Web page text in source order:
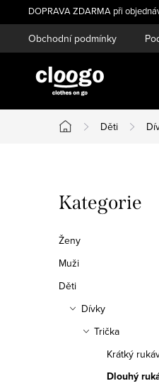
na
obsah
DOPRAVA ZDARMA při
Obchodní podmínky
Domů
Děti
o
s
t
r
Přeskočit
kategorie
Kategorie
Ženy
Muži
Děti
Dívky
Trička
Krátký
Dlouhý